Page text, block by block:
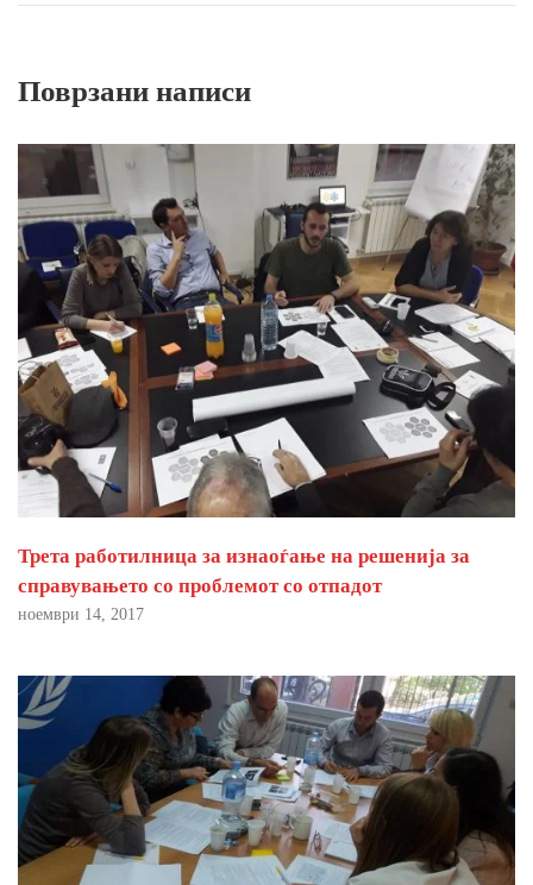
Поврзани написи
Трета работилница за изнаоѓање на решенија за
справувањето со проблемот со отпадот
ноември 14, 2017